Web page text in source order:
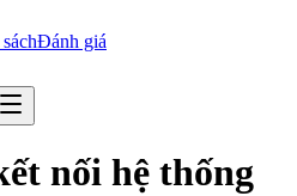
Đánh giá
nối hệ thống